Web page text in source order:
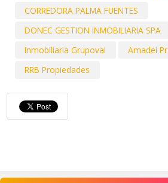
CORREDORA PALMA FUENTES
DONEC GESTION INMOBILIARIA SPA
Inmobiliaria Grupoval
Amadei
RRB Propiedades